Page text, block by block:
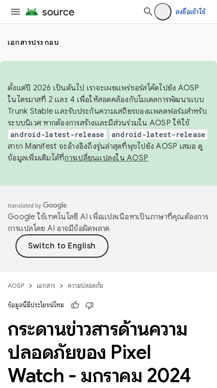
ลงชื่อเข้าใช้
เอกสารประกอบ
ตั้งแต่ปี 2026 เป็นต้นไป เราจะเผยแพร่ซอร์สโค้ดไปยัง AOSP
ในไตรมาสที่ 2 และ 4 เพื่อให้สอดคล้องกับโมเดลการพัฒนาแบบ
Trunk Stable และรับประกันความเสถียรของแพลตฟอร์มสำหรับ
ระบบนิเวศ หากต้องการสร้างและมีส่วนร่วมใน AOSP ให้ใช้
android-latest-release android-latest-release
สาขา Manifest จะอ้างอิงถึงรุ่นล่าสุดที่พุชไปยัง AOSP เสมอ ดู
ข้อมูลเพิ่มเติมได้ที่การเปลี่ยนแปลงใน AOSP
Google ใช้เทคโนโลยี AI เพื่อแปลเนื้อหาเป็นภาษาที่คุณต้องการ
การแปลโดย AI อาจมีข้อผิดพลาด
AOSP เอกสาร ความปลอดภัย
ข้อมูลนี้มีประโยชน์ไหม
กระดานข่าวสารด้านความ
ปลอดภัยของ Pixel
Watch - มกราคม 2024